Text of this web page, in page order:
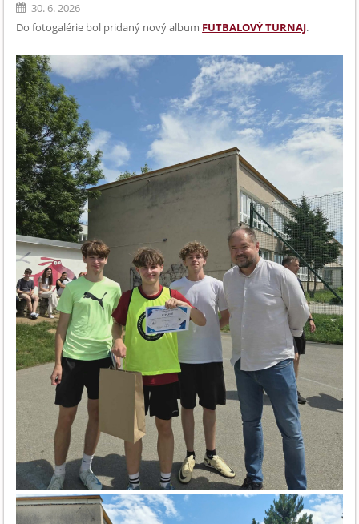
30. 6. 2026
Do fotogalérie bol pridaný nový album FUTBALOVÝ TURNAJ.